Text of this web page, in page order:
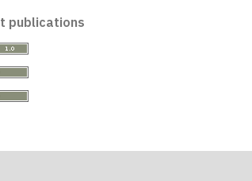
publications